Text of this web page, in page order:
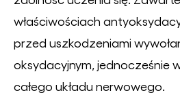
właściwościach
przed uszkodzeniami
oksydacyjnym, jednocześnie
całego układu nerwowego.